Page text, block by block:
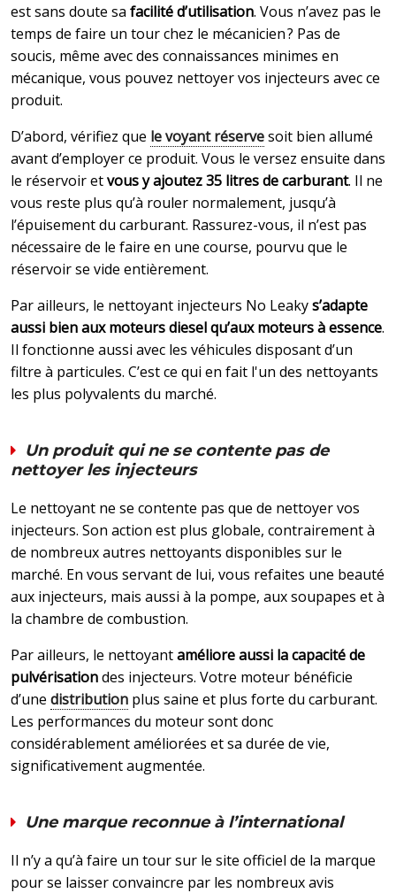
est sans doute sa facilité d’utilisation. Vous n’avez pas le
temps de faire un tour chez le mécanicien ? Pas de
soucis, même avec des connaissances minimes en
mécanique, vous pouvez nettoyer vos injecteurs avec ce
produit.
D’abord, vérifiez que le voyant réservesoit bien allumé
avant d’employer ce produit. Vous le versez ensuite dans
le réservoir etvous y ajoutez 35 litres de carburant. Il ne
vous reste plus qu’à rouler normalement, jusqu’à
l’épuisement du carburant. Rassurez-vous, il n’est pas
nécessaire de le faire en une course, pourvu que le
réservoir se vide entièrement.
Par ailleurs, le nettoyant injecteurs No Leakys’adapte
aussi bien aux moteurs diesel qu’aux moteurs à essence.
Il fonctionne aussi avec les véhicules disposant d’un
filtre à particules. C’est ce qui en fait l'un des nettoyants
les plus polyvalents du marché.
Un produit qui ne se contente pas de
nettoyer les injecteurs
Le nettoyant ne se contente pas que de nettoyer vos
injecteurs. Son action est plus globale, contrairement à
de nombreux autres nettoyants disponibles sur le
marché. En vous servant de lui, vous refaites une beauté
aux injecteurs, mais aussi à la pompe, aux soupapes et à
la chambre de combustion.
Par ailleurs, le nettoyantaméliore aussi la capacité de
pulvérisationdes injecteurs. Votre moteur bénéficie
d’une distribution plus saine et plus forte du carburant.
Les performances du moteur sont donc
considérablement améliorées et sa durée de vie,
significativement augmentée.
Une marque reconnue à l’international
Il n’y a qu’à faire un tour sur le site officiel de la marque
pour se laisser convaincre par les nombreux avis